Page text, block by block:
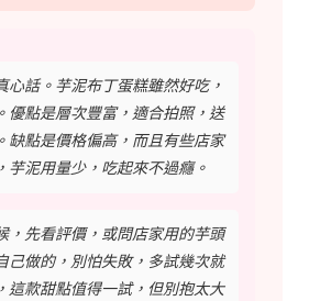
心話。芋泥布丁蛋糕雖然好吃，
優點是層次豐富，適合拍照，送
缺點是價格偏高，而且有些店家
芋泥用量少，吃起來不過癮。
，先看評價，或問店家用的芋頭
己做的，別怕失敗，多試幾次就
這款甜點值得一試，但別抱太大